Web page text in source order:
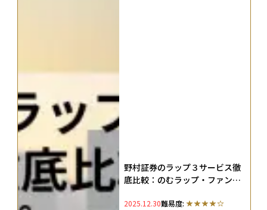
野村証券のラップ３サービス徹
底比較：のむラップ・ファンド
2025.12.30難易度: